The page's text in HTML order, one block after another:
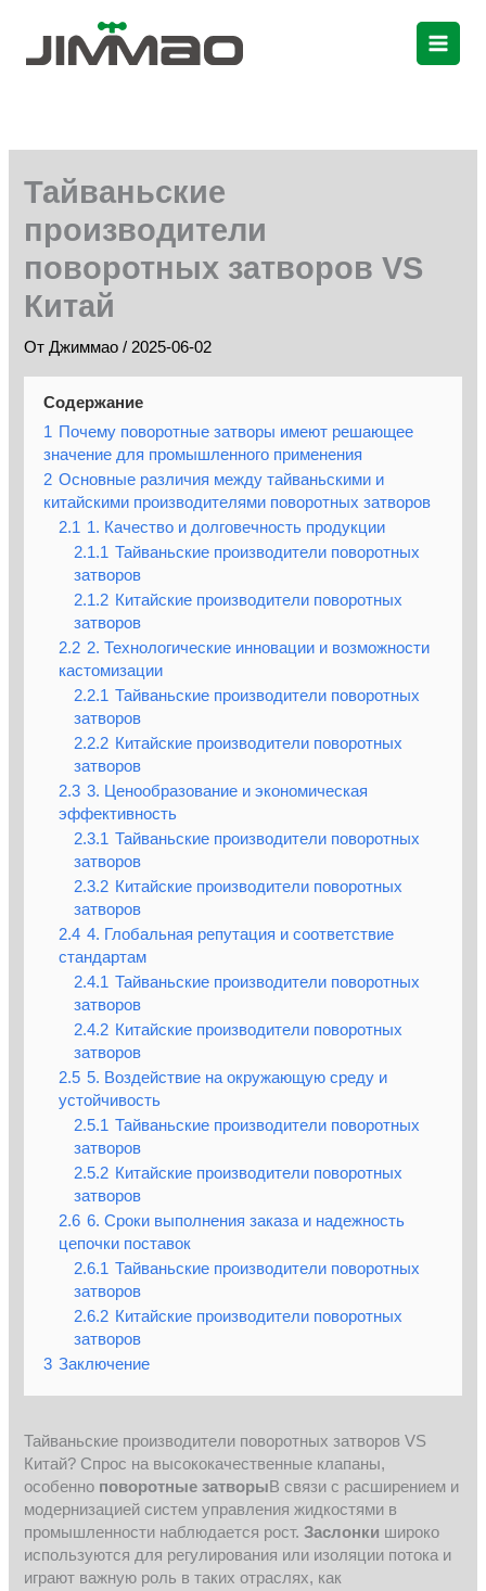
содержимому
Тайваньские
производители
поворотных затворов VS
Китай
ОтДжиммао/2025-06-02
Содержание
1 Почему поворотные затворы имеют решающее
значение для промышленного применения
2 Основные различия между тайваньскими и
китайскими производителями поворотных затворов
2.1 1. Качество и долговечность продукции
2.1.1 Тайваньские производители поворотных
затворов
2.1.2 Китайские производители поворотных
затворов
2.2 2. Технологические инновации и возможности
кастомизации
2.2.1 Тайваньские производители поворотных
затворов
2.2.2 Китайские производители поворотных
затворов
2.3 3. Ценообразование и экономическая
эффективность
2.3.1 Тайваньские производители поворотных
затворов
2.3.2 Китайские производители поворотных
затворов
2.4 4. Глобальная репутация и соответствие
стандартам
2.4.1 Тайваньские производители поворотных
затворов
2.4.2 Китайские производители поворотных
затворов
2.5 5. Воздействие на окружающую среду и
устойчивость
2.5.1 Тайваньские производители поворотных
затворов
2.5.2 Китайские производители поворотных
затворов
2.6 6. Сроки выполнения заказа и надежность
цепочки поставок
2.6.1 Тайваньские производители поворотных
затворов
2.6.2 Китайские производители поворотных
затворов
3 Заключение
Тайваньские производители поворотных затворов VS
Китай? Спрос на высококачественные клапаны,
особенно поворотные затворыВ связи с расширением и
модернизацией систем управления жидкостями в
промышленности наблюдается рост.Заслонки широко
используются для регулирования или изоляции потока и
играют важную роль в таких отраслях, как